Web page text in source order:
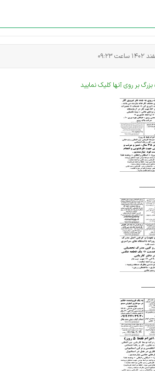
ساعت 09:23
بر روی آنها کلیک نمایید